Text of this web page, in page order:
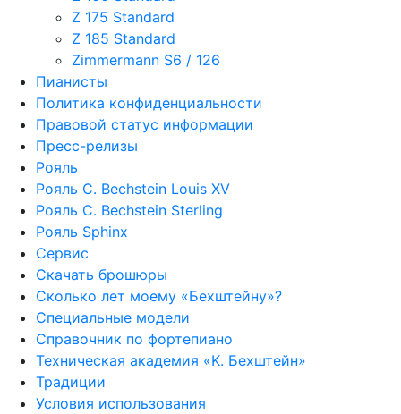
Z 175 Standard
Z 185 Standard
Zimmermann S6 / 126
Пианисты
Политика конфиденциальности
Правовой статус информации
Пресс-релизы
Рояль
Рояль C. Bechstein Louis XV
Рояль C. Bechstein Sterling
Рояль Sphinx
Сервис
Скачать брошюры
Сколько лет моему «Бехштейну»?
Специальные модели
Справочник по фортепиано
Техническая академия «K. Бехштейн»
Традиции
Условия использования